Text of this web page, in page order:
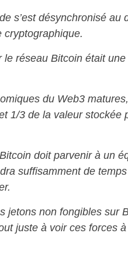
s’est désynchronisé au
cryptographique.
réseau Bitcoin était
du Web3
1/3 de la valeur stockée
doit parvenir à un
suffisamment de
jetons non fongibles sur
juste à voir ces forces